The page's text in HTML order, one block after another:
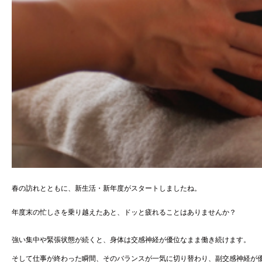
春の訪れとともに、新生活・新年度がスタートしましたね。
年度末の忙しさを乗り越えたあと、ドッと疲れることはありませんか？
強い集中や緊張状態が続くと、身体は交感神経が優位なまま働き続けます。
そして仕事が終わった瞬間、そのバランスが一気に切り替わり、副交感神経が